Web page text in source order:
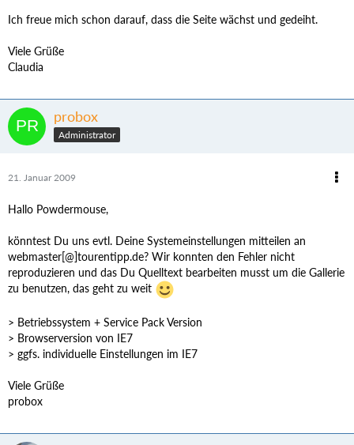
Ich freue mich schon darauf, dass die Seite wächst und gedeiht.
Viele Grüße
Claudia
probox
Administrator
21. Januar 2009
Hallo Powdermouse,
könntest Du uns evtl. Deine Systemeinstellungen mitteilen an
webmaster[@]tourentipp.de? Wir konnten den Fehler nicht
reproduzieren und das Du Quelltext bearbeiten musst um die Gallerie
zu benutzen, das geht zu weit
> Betriebssystem + Service Pack Version
> Browserversion von IE7
> ggfs. individuelle Einstellungen im IE7
Viele Grüße
probox